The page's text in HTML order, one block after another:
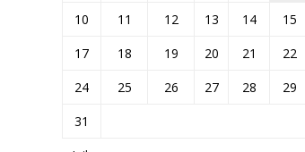
10
11 12 13 14 15
17
18 19 20 21 22
24
25 26 27 28 29
31